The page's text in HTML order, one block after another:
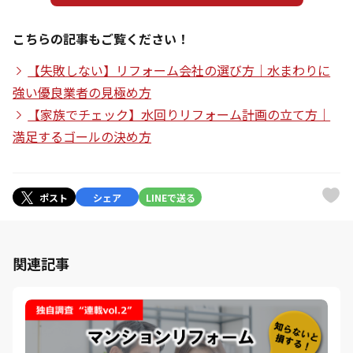
こちらの記事もご覧ください！
【失敗しない】リフォーム会社の選び方｜水まわりに
強い優良業者の見極め方
【家族でチェック】水回りリフォーム計画の立て方｜
満足するゴールの決め方
ポスト シェア LINEで送る
関連記事